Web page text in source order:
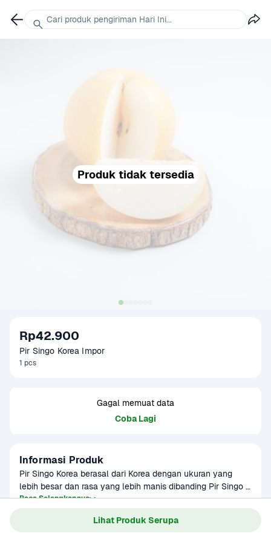
Lihat Produk Serupa
Produk tidak tersedia
Rp42.900
Pir Singo Korea Impor
1 pcs
Gagal memuat data
Coba Lagi
Informasi Produk
Pir Singo Korea berasal dari Korea dengan ukuran yang
lebih besar dan rasa yang lebih manis dibanding Pir Singo
RRC. Kulitnya berwarna keemasan, dan dagingnya renyah,
berair, dan menyegarkan. Dapat dimakan langsung atau
diolah menjadi masakan. Produk ini dapat digunakan
Baca Selengkapnya
Kategori Buah
Cari produk pengiriman Hari Ini...